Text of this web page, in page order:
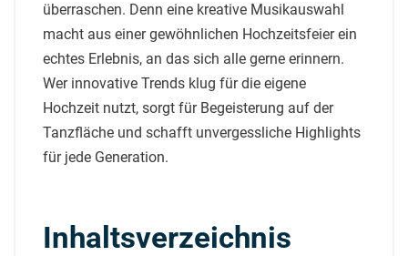
überraschen. Denn eine kreative Musikauswahl
macht aus einer gewöhnlichen Hochzeitsfeier ein
echtes Erlebnis, an das sich alle gerne erinnern.
Wer innovative Trends klug für die eigene
Hochzeit nutzt, sorgt für Begeisterung auf der
Tanzfläche und schafft unvergessliche Highlights
für jede Generation.
Inhaltsverzeichnis